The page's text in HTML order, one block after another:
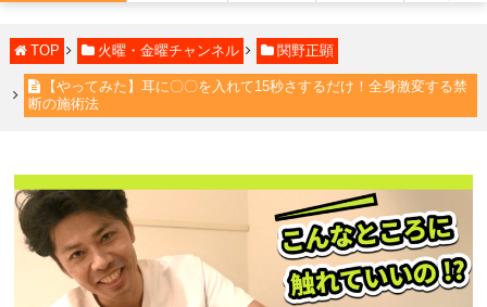
TOP 火曜・金曜チャンネル 関野正顕
【やってみた】耳に〇〇を入れて15秒さするだけ！全身激変する禁
断の施術法